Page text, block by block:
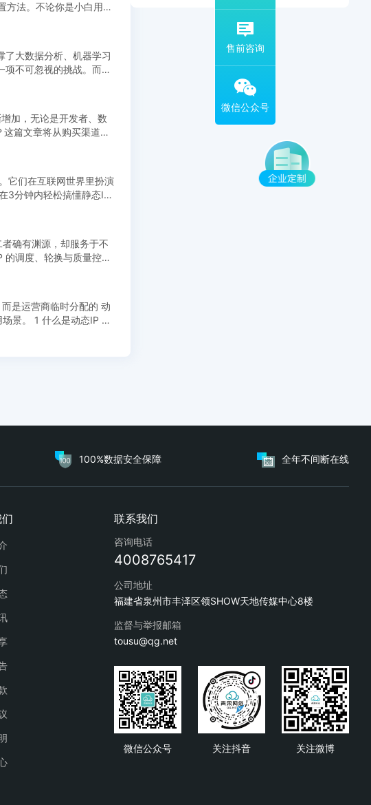
方法。不论你是小白用户
了大数据分析、机器学习
不可忽视的挑战。而代
加，无论是开发者、数
篇文章将从购买渠道、
它们在互联网世界里扮演
确有渊源，却服务于不
的调度、轮换与质量控
是运营商临时分配的 动
IP 动
100%数据安全保障 全年不间断在线
咨询电话
4008765417
公司地址
福建省泉州市丰泽区领SHOW天地传媒中心8楼
监督与举报邮箱
tousu@qg.net